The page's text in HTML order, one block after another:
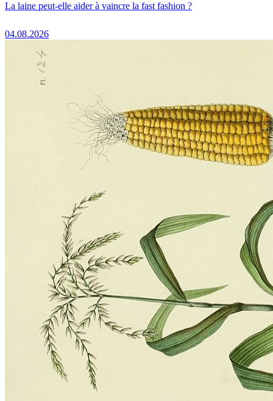
La laine peut-elle aider à vaincre la fast fashion ?
04.08.2026